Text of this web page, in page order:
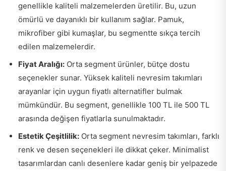
genellikle kaliteli malzemelerden üretilir. Bu, uzun
ömürlü ve dayanıklı bir kullanım sağlar. Pamuk,
mikrofiber gibi kumaşlar, bu segmentte sıkça tercih
edilen malzemelerdir.
Fiyat Aralığı: Orta segment ürünler, bütçe dostu
seçenekler sunar. Yüksek kaliteli nevresim takımları
arayanlar için uygun fiyatlı alternatifler bulmak
mümkündür. Bu segment, genellikle 100 TL ile 500 TL
arasında değişen fiyatlarla sunulmaktadır.
Estetik Çeşitlilik: Orta segment nevresim takımları, farklı
renk ve desen seçenekleri ile dikkat çeker. Minimalist
tasarımlardan canlı desenlere kadar geniş bir yelpazede